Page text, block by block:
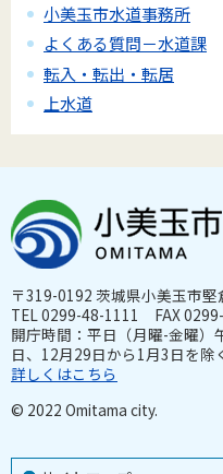
小美玉市水道事務所
よくある質問－水道課
転入・転出・転居
上水道
〒319-0192 茨城県小美玉市堅
TEL 0299-48-1111 FAX
開庁時間：平日（月曜-金曜
日、12月29日から1月3日を除
詳しくはこちら
© 2022 Omitama city.